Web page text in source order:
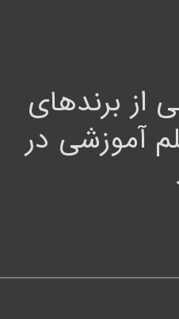
از برندهای
آموزشی در